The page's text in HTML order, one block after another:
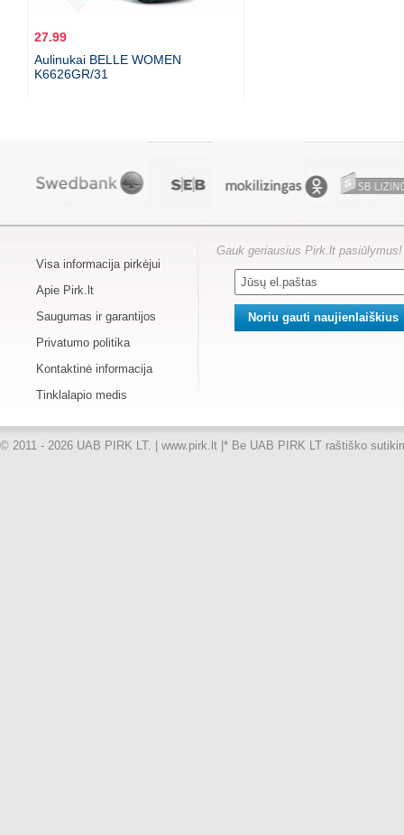
27.99
Aulinukai BELLE WOMEN
K6626GR/31
Visa informacija pirkėjui
Apie Pirk.lt
Saugumas ir garantijos
Privatumo politika
Kontaktinė informacija
Tinklalapio medis
Gauk geriausius Pirk.lt pasiūlymus!
© 2011 - 2026 UAB PIRK LT. | www.pirk.lt | * Be UAB PIRK LT raštiško